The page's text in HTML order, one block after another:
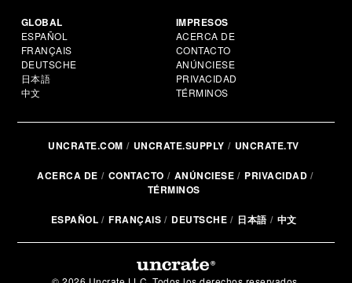
GLOBAL
ESPAÑOL
FRANÇAIS
DEUTSCHE
日本語
中文
IMPRESOS
ACERCA DE
CONTACTO
ANÚNCIESE
PRIVACIDAD
TÉRMINOS
UNCRATE.COM UNCRATE.SUPPLY UNCRATE.TV
ACERCA DE CONTACTO ANÚNCIESE
PRIVACIDAD
TÉRMINOS
ESPAÑOL FRANÇAIS DEUTSCHE 日本語 中文